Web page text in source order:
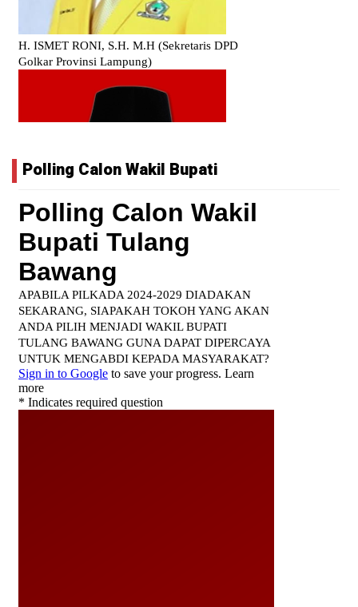
Polling Calon Wakil Bupati